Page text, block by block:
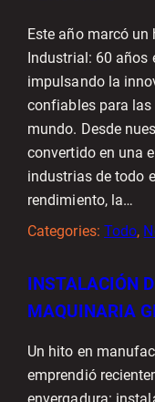
Este año marcó
Industrial: 60 años
impulsando la
confiables para
mundo. Desde
convertido en una
industrias de todo
rendimiento, la…
Categories: Todo,
INSTALACIÓN
MAQUINARIA
Un hito en
emprendió